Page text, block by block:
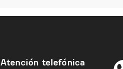
Atención telefónica